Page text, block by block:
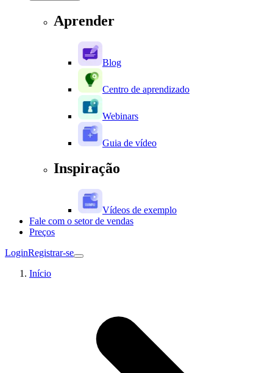
Aprender
Blog
Centro de aprendizado
Webinars
Guia de vídeo
Inspiração
Vídeos de exemplo
Fale com o setor de vendas
Preços
LoginRegistrar-se
Início